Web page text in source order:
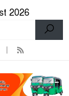
2026